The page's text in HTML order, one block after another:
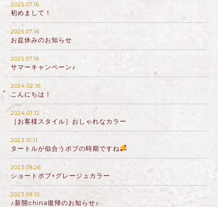
2025.07.16
初めまして！
2025.07.16
お盆休みのお知らせ
2025.07.16
サマーキャンペーン♪
2024.02.16
こんにちは！
2024.01.12
［お客様スタイル］おしゃれなカラー
2023.10.11
タートルが似合うボブの時期ですね
2023.09.26
ショートボブ×グレージュカラー
2023.09.15
♪新開china復帰のお知らせ♪